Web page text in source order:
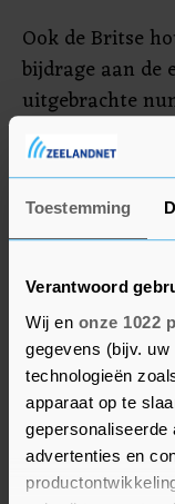
Toestemming
Verantwoord
Wij en onze 1022
gegevens (bijv.
technologieën
apparaat op te
gepersonaliseerde
advertenties en
Ook de Britse
bijdrage aan de
uitgebrachte
meest
corona-editie
aangevraagde
Roller Coaster
Soldier On van